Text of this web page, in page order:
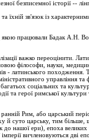
безписемної історії --
їхній зв'язок із
якою працювали Бадак А.Н.
важко переоцінити.
філософи, науки,
- латинського походження.
управління та
соціальних та
та герої римської
Рим, або царський
й суто царську, тим
до нашої ери), епоха
вичленовуються дві